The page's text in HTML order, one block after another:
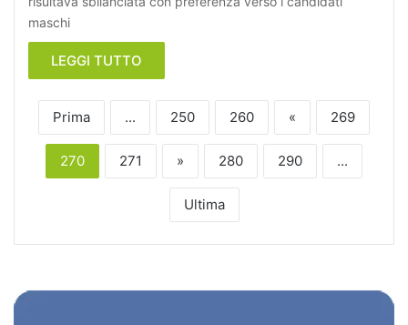
maschi
LEGGI TUTTO
Prima ... 250 260 « 269
270 271 » 280 290 ...
Ultima